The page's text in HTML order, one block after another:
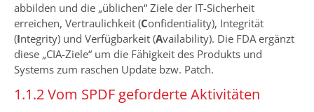
abbilden und die „üblichen“ Ziele der IT-Sicherheit
erreichen, Vertraulichkeit (Confidentiality), Integrität
(Integrity) und Verfügbarkeit (Availability). Die FDA ergänzt
diese „CIA-Ziele“ um die Fähigkeit des Produkts und
Systems zum raschen Update bzw. Patch.
1.1.2 Vom SPDF geforderte Aktivitäten